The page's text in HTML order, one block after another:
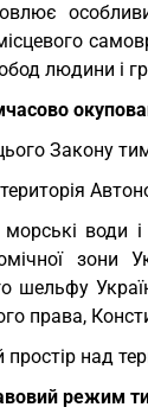
людини і
Закону
води
зони
шельфу
права,
простір над
режим